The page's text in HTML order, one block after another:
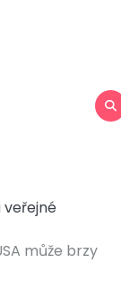
veřejné
může brzy